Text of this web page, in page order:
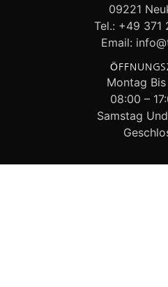
09221
Tel.: +49 371
Email:
Montag
08:00 –
Samstag